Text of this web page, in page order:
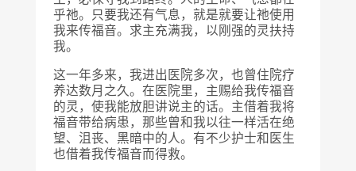
乎祂。只要我还有气息，就是就要让祂使用
我来传福音。求主充满我，以刚强的灵扶持
我。
这一年多来，我进出医院多次，也曾住院疗
养达数月之久。在医院里，主赐给我传福音
的灵，使我能放胆讲说主的话。主借着我将
福音带给病患，那些曾和我以往一样活在绝
望、沮丧、黑暗中的人。有不少护士和医生
也借着我传福音而得救。